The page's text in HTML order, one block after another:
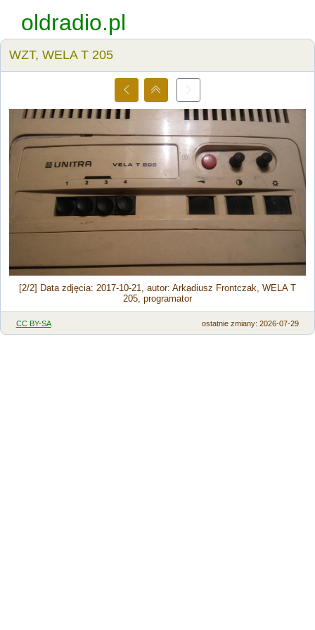
oldradio.pl
WZT, WELA T 205
[2/2] Data zdjęcia: 2017-10-21, autor: Arkadiusz Frontczak, WELA T
205, programator
CC BY-SA ostatnie zmiany: 2026-07-29